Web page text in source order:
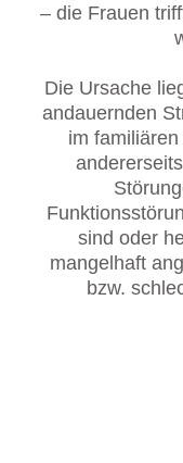
– die Frauen
Die Ursache
andauernden
im
sind oder
mangelhaft
bzw.